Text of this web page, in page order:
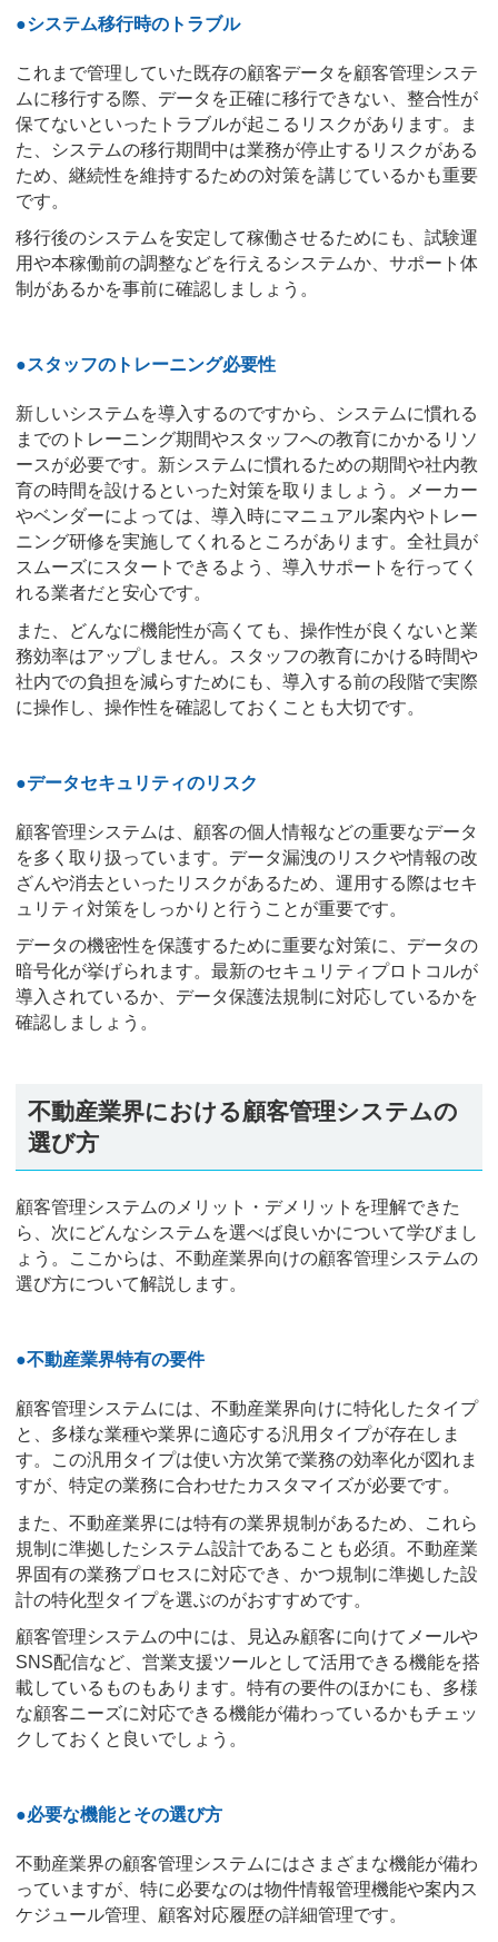
●システム移行時のトラブル
これまで管理していた既存の顧客データを顧客管理システ
ムに移行する際、データを正確に移行できない、整合性が
保てないといったトラブルが起こるリスクがあります。ま
た、システムの移行期間中は業務が停止するリスクがある
ため、継続性を維持するための対策を講じているかも重要
です。
移行後のシステムを安定して稼働させるためにも、試験運
用や本稼働前の調整などを行えるシステムか、サポート体
制があるかを事前に確認しましょう。
●スタッフのトレーニング必要性
新しいシステムを導入するのですから、システムに慣れる
までのトレーニング期間やスタッフへの教育にかかるリソ
ースが必要です。新システムに慣れるための期間や社内教
育の時間を設けるといった対策を取りましょう。メーカー
やベンダーによっては、導入時にマニュアル案内やトレー
ニング研修を実施してくれるところがあります。全社員が
スムーズにスタートできるよう、導入サポートを行ってく
れる業者だと安心です。
また、どんなに機能性が高くても、操作性が良くないと業
務効率はアップしません。スタッフの教育にかける時間や
社内での負担を減らすためにも、導入する前の段階で実際
に操作し、操作性を確認しておくことも大切です。
●データセキュリティのリスク
顧客管理システムは、顧客の個人情報などの重要なデータ
を多く取り扱っています。データ漏洩のリスクや情報の改
ざんや消去といったリスクがあるため、運用する際はセキ
ュリティ対策をしっかりと行うことが重要です。
データの機密性を保護するために重要な対策に、データの
暗号化が挙げられます。最新のセキュリティプロトコルが
導入されているか、データ保護法規制に対応しているかを
確認しましょう。
不動産業界における顧客管理システムの
選び方
顧客管理システムのメリット・デメリットを理解できた
ら、次にどんなシステムを選べば良いかについて学びまし
ょう。ここからは、不動産業界向けの顧客管理システムの
選び方について解説します。
●不動産業界特有の要件
顧客管理システムには、不動産業界向けに特化したタイプ
と、多様な業種や業界に適応する汎用タイプが存在しま
す。この汎用タイプは使い方次第で業務の効率化が図れま
すが、特定の業務に合わせたカスタマイズが必要です。
また、不動産業界には特有の業界規制があるため、これら
規制に準拠したシステム設計であることも必須。不動産業
界固有の業務プロセスに対応でき、かつ規制に準拠した設
計の特化型タイプを選ぶのがおすすめです。
顧客管理システムの中には、見込み顧客に向けてメールや
SNS配信など、営業支援ツールとして活用できる機能を搭
載しているものもあります。特有の要件のほかにも、多様
な顧客ニーズに対応できる機能が備わっているかもチェッ
クしておくと良いでしょう。
●必要な機能とその選び方
不動産業界の顧客管理システムにはさまざまな機能が備わ
っていますが、特に必要なのは物件情報管理機能や案内ス
ケジュール管理、顧客対応履歴の詳細管理です。